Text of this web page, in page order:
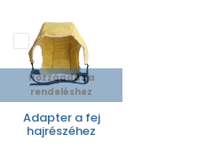
Hozzáadás a
rendeléshez
Adapter a fej
hajrészéhez